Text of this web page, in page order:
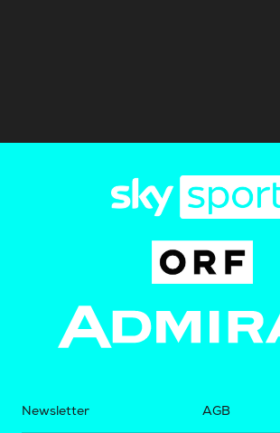
Newsletter AGB